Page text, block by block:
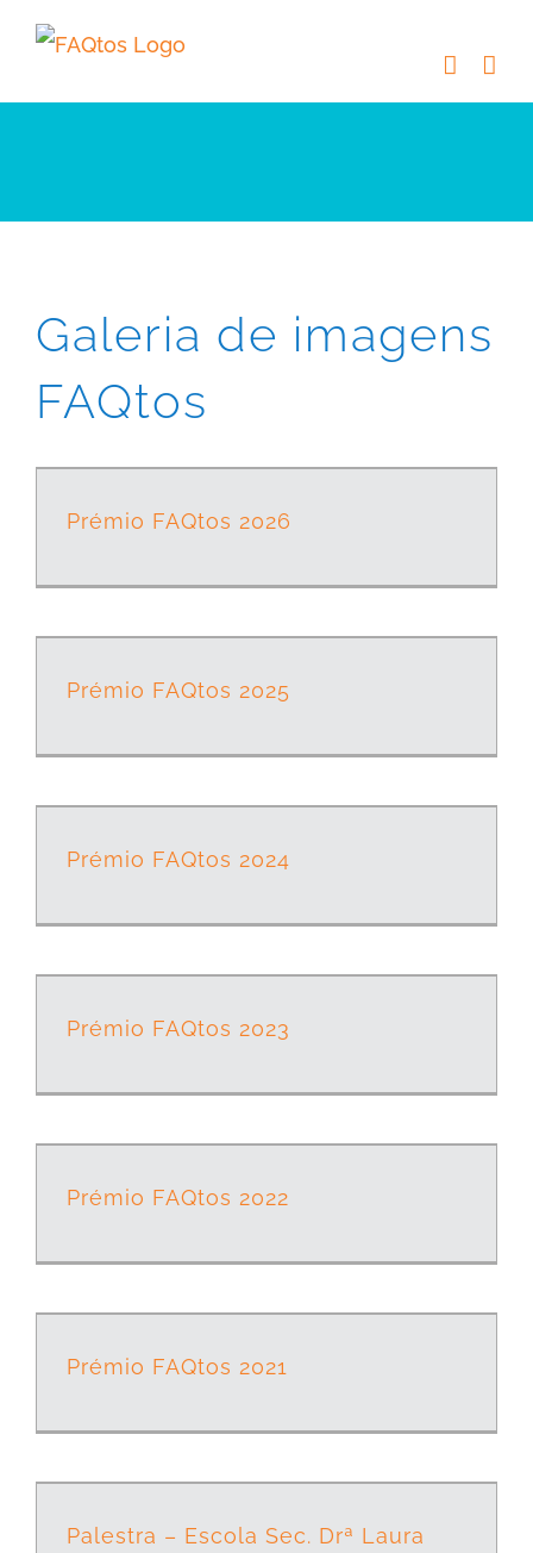
Skip
content
Galeria de imagens
FAQtos
Prémio FAQtos 2026
Prémio FAQtos 2025
Prémio FAQtos 2024
Prémio FAQtos 2023
Prémio FAQtos 2022
Prémio FAQtos 2021
Palestra – Escola Sec. Drª Laura